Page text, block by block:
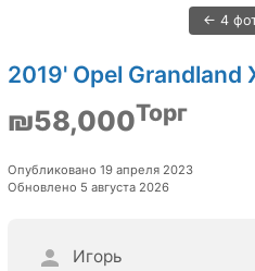
4
2019' Opel Grandland
₪58,000Торг
Опубликовано 19 апреля 2023
Обновлено 5 августа 2026
Игорь